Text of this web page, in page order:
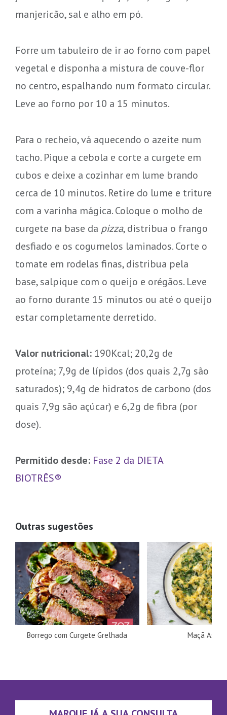
manjericão, sal e alho em pó.
Forre um tabuleiro de ir ao forno com papel
vegetal e disponha a mistura de couve-flor
no centro, espalhando num formato circular.
Leve ao forno por 10 a 15 minutos.
Para o recheio, vá aquecendo o azeite num
tacho. Pique a cebola e corte a curgete em
cubos e deixe a cozinhar em lume brando
cerca de 10 minutos. Retire do lume e triture
com a varinha mágica. Coloque o molho de
curgete na base da pizza, distribua o frango
desfiado e os cogumelos laminados. Corte o
tomate em rodelas finas, distribua pela
base, salpique com o queijo e orégãos. Leve
ao forno durante 15 minutos ou até o queijo
estar completamente derretido.
Valor nutricional: 190Kcal; 20,2g de
proteína; 7,9g de lípidos (dos quais 2,7g são
saturados); 9,4g de hidratos de carbono (dos
quais 7,9g são açúcar) e 6,2g de fibra (por
dose).
Permitido desde: Fase 2 da DIETA
BIOTRÊS®
Outras sugestões
Borrego com Curgete Grelhada Maçã